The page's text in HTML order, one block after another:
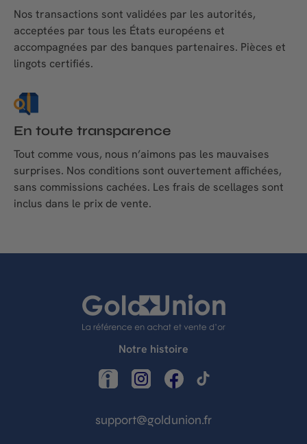
Nos transactions sont validées par les autorités,
acceptées par tous les États européens et
accompagnées par des banques partenaires. Pièces et
lingots certifiés.
En toute transparence
Tout comme vous, nous n’aimons pas les mauvaises
surprises. Nos conditions sont ouvertement affichées,
sans commissions cachées. Les frais de scellages sont
inclus dans le prix de vente.
Notre histoire
LinkedIn InstagramFacebookTikTok
support@goldunion.fr